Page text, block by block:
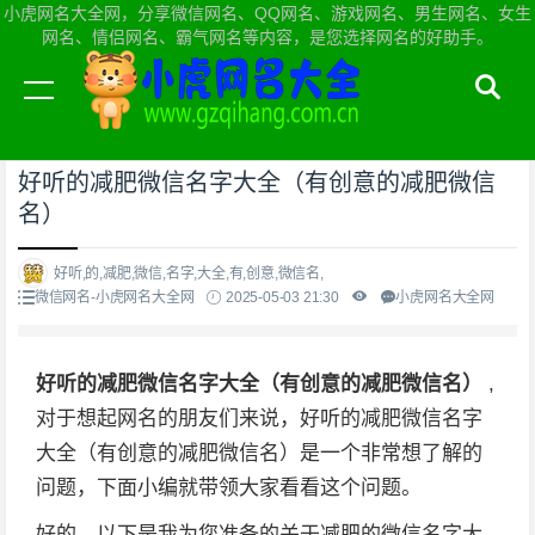
小虎网名大全网，分享微信网名、QQ网名、游戏网名、男生网名、女生
网名、情侣网名、霸气网名等内容，是您选择网名的好助手。
当前位置：小虎网名大全网首页>微信网名
好听的减肥微信名字大全（有创意的减肥微信
名）
好听,的,减肥,微信,名字,大全,有,创意,微信名,
微信网名-小虎网名大全网
2025-05-03 21:30 小虎网名大全网
好听的减肥微信名字大全（有创意的减肥微信名） ,
对于想起网名的朋友们来说，好听的减肥微信名字
大全（有创意的减肥微信名）是一个非常想了解的
问题，下面小编就带领大家看看这个问题。